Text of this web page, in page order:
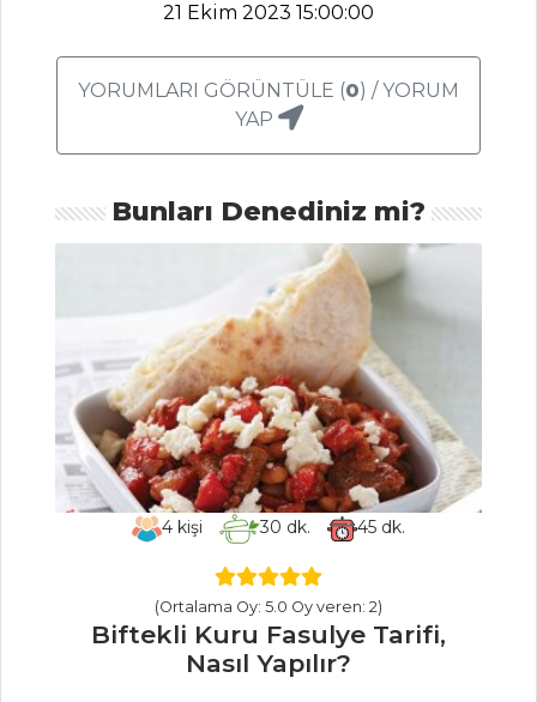
Yapılır?
Enginar Kalpli
Somon Tarifi, Nasıl
Bulgur Aşı Tarifi,
Nasıl Yapılır?
Saray Pilavı
Tarifi, Nasıl Yapılır?
Tavuk Etli Taze
Makarna Tarifi,
Pilav ve Makarna
Tüm Tarifleri
21 Ekim 2023 15:00:00
YORUMLARI GÖRÜNTÜLE (0) / YORUM
YAP
Bunları Denediniz mi?
4kişi 30 dk. 45 dk.
(Ortalama Oy: 5.0 Oy veren: 2)
Biftekli Kuru Fasulye Tarifi,
Nasıl Yapılır?